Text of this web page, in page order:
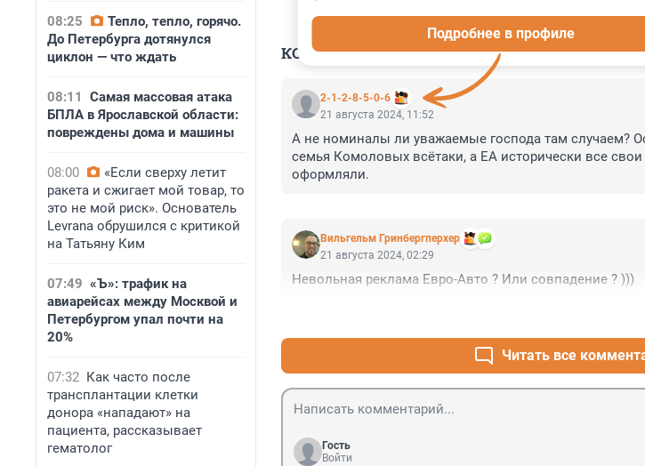
08:25
Тепло, тепло, горячо.
До Петербурга дотянулся
циклон — что ждать
08:11
Самая массовая атака
БПЛА в Ярославской области:
повреждены дома и машины
08:00
«Если сверху летит
ракета и сжигает мой товар, то
это не мой риск». Основатель
Levrana обрушился с критикой
на Татьяну Ким
07:49 «Ъ»: трафик на
авиарейсах между Москвой и
Петербургом упал почти на
20%
07:32 Как часто после
трансплантации клетки
донора «нападают» на
пациента, рассказывает
гематолог
КОММЕНТАРИИ 2
2-1-2-8-5-0-6
Подробнее в профиле
21 августа 2024, 11:52
А не номиналы ли уважаемые господа там случаем?
семья Комоловых всётаки, а ЕА исторически все
оформляли.
Вильгельм Гринбергперхер
21 августа 2024, 02:29
Невольная реклама Евро-Авто ? Или совпадение ? )))
Читать все
Гость
Войти